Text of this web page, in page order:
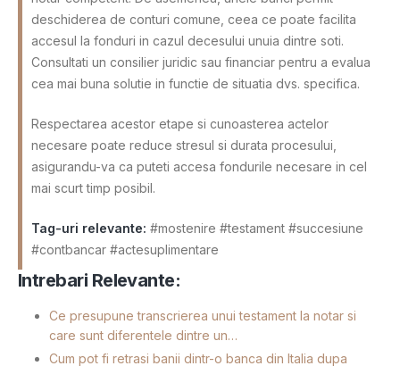
deschiderea de conturi comune, ceea ce poate facilita
accesul la fonduri in cazul decesului unuia dintre soti.
Consultati un consilier juridic sau financiar pentru a evalua
cea mai buna solutie in functie de situatia dvs. specifica.
Respectarea acestor etape si cunoasterea actelor
necesare poate reduce stresul si durata procesului,
asigurandu-va ca puteti accesa fondurile necesare in cel
mai scurt timp posibil.
Tag-uri relevante: #mostenire #testament #succesiune
#contbancar #actesuplimentare
Intrebari Relevante:
Ce presupune transcrierea unui testament la notar si
care sunt diferentele dintre un…
Cum pot fi retrasi banii dintr-o banca din Italia dupa